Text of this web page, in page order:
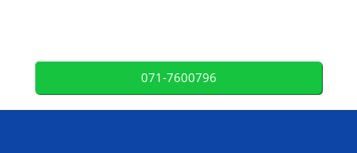
071-7600796